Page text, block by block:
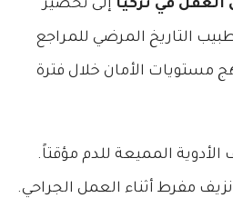
في تركيا إلى تحضير
التاريخ المرضي للمراجع
مستويات الأمان خلال فترة
المميعة للدم مؤقتاً.
مفرط أثناء العمل الجراحي.